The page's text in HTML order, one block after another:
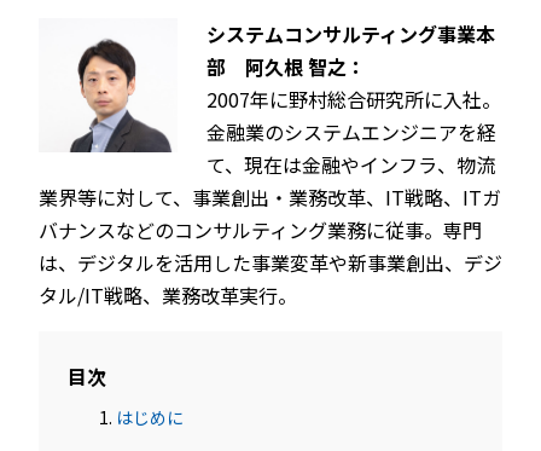
システムコンサルティング事業本
部 阿久根 智之：
2007年に野村総合研究所に入社。
金融業のシステムエンジニアを経
て、現在は金融やインフラ、物流
業界等に対して、事業創出・業務改革、IT戦略、ITガ
バナンスなどのコンサルティング業務に従事。専門
は、デジタルを活用した事業変革や新事業創出、デジ
タル/IT戦略、業務改革実行。
目次
はじめに